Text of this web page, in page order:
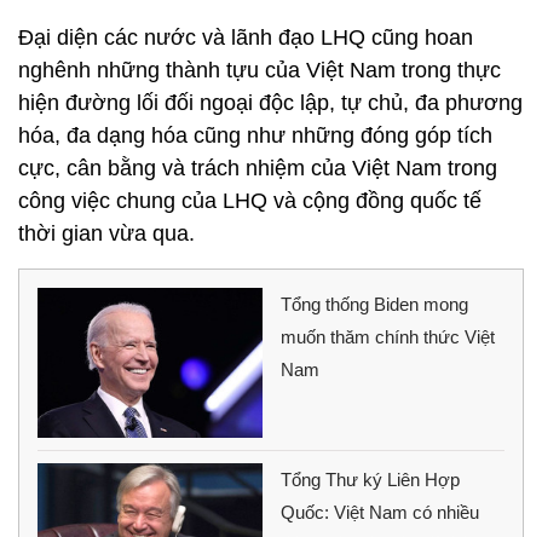
Đại diện các nước và lãnh đạo LHQ cũng hoan
nghênh những thành tựu của Việt Nam trong thực
hiện đường lối đối ngoại độc lập, tự chủ, đa phương
hóa, đa dạng hóa cũng như những đóng góp tích
cực, cân bằng và trách nhiệm của Việt Nam trong
công việc chung của LHQ và cộng đồng quốc tế
thời gian vừa qua.
Tổng thống Biden mong
muốn thăm chính thức Việt
Nam
Tổng Thư ký Liên Hợp
Quốc: Việt Nam có nhiều